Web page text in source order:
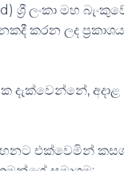
ලංකා මහ
කරන ලද
දැක්වෙන්නේ, අදාළ
එක්වෙමින්